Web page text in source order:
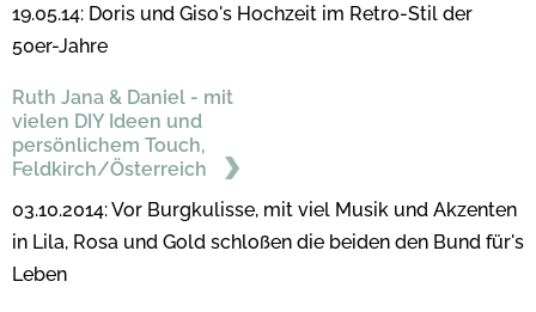
19.05.14: Doris und Giso's Hochzeit im Retro-Stil der
50er-Jahre
Ruth Jana & Daniel - mit
vielen DIY Ideen und
persönlichem Touch,
Feldkirch/Österreich
03.10.2014: Vor Burgkulisse, mit viel Musik und Akzenten
in Lila, Rosa und Gold schloßen die beiden den Bund für's
Leben